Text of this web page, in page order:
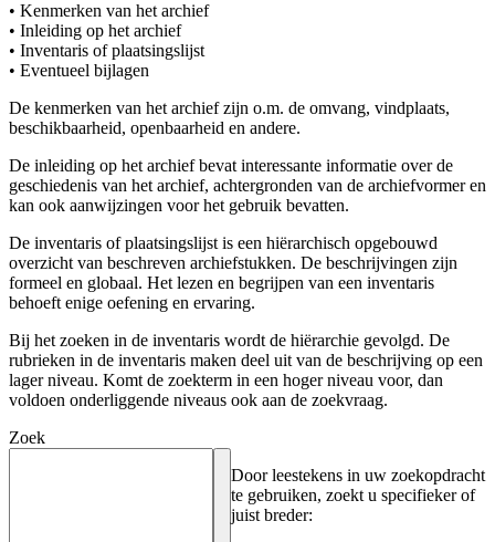
• Kenmerken van het archief
• Inleiding op het archief
• Inventaris of plaatsingslijst
• Eventueel bijlagen
De kenmerken van het archief zijn o.m. de omvang, vindplaats,
beschikbaarheid, openbaarheid en andere.
De inleiding op het archief bevat interessante informatie over de
geschiedenis van het archief, achtergronden van de archiefvormer en
kan ook aanwijzingen voor het gebruik bevatten.
De inventaris of plaatsingslijst is een hiërarchisch opgebouwd
overzicht van beschreven archiefstukken. De beschrijvingen zijn
formeel en globaal. Het lezen en begrijpen van een inventaris
behoeft enige oefening en ervaring.
Bij het zoeken in de inventaris wordt de hiërarchie gevolgd. De
rubrieken in de inventaris maken deel uit van de beschrijving op een
lager niveau. Komt de zoekterm in een hoger niveau voor, dan
voldoen onderliggende niveaus ook aan de zoekvraag.
Zoek
Door leestekens in uw zoekopdracht
te gebruiken, zoekt u specifieker of
juist breder: